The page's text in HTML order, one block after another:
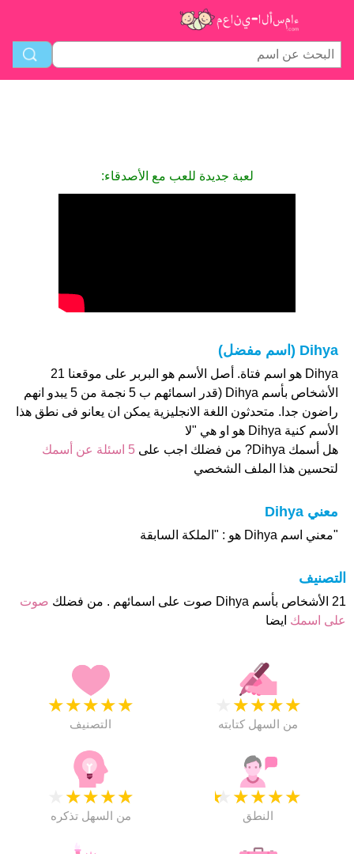
لعبة جديدة للعب مع الأصدقاء:
Dihya (اسم مفضل)
Dihya هو اسم فتاة. أصل الأسم هو البربر على موقعنا 21
الأشخاص بأسم Dihya (قدر اسمائهم ب 5 نجمة من 5 يبدو انهم
راضون جدا. متحدثون اللغة الانجليزية يمكن ان يعانو فى نطق هذا
الأسم كنية Dihya هو او هي "لا
هل أسمك Dihya? من فضلك اجب على
5 اسئلة عن أسمك
لتحسين هذا الملف الشخصي
معني Dihya
"معني اسم Dihya هو : "الملكة السابقة
التصنيف
21 الأشخاص بأسم Dihya صوت على اسمائهم . من فضلك
صوت
على اسمك ايضا
★
★
★
★
★
التصنيف
★
★
★
★
من السهل كتابته
★
★
★
★
من السهل تذكره
★
★
★
★
★
النطق